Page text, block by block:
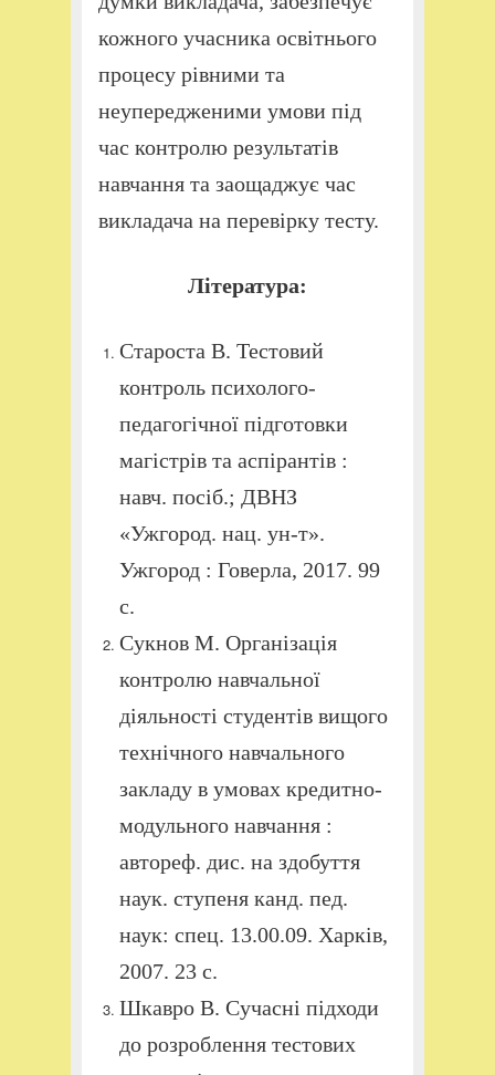
кожного учасника освітнього
процесу рівними та
неупередженими умови під
час контролю результатів
навчання та заощаджує час
викладача на перевірку тесту.
Література:
Староста В. Тестовий
контроль психолого-
педагогічної підготовки
магістрів та аспірантів :
навч. посіб.; ДВНЗ
«Ужгород. нац. ун-т».
Ужгород : Говерла, 2017. 99
c.
Сукнов М. Організація
контролю навчальної
діяльності студентів вищого
технічного навчального
закладу в умовах кредитно-
модульного навчання :
автореф. дис. на здобуття
наук. ступеня канд. пед.
наук: спец. 13.00.09. Харків,
2007. 23 с.
Шкавро В. Сучасні підходи
до розроблення тестових